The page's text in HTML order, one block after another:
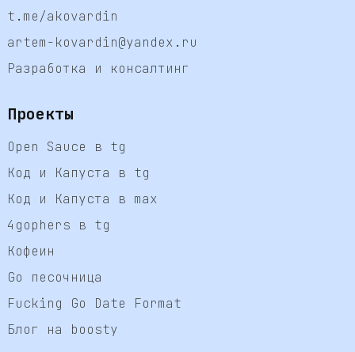
t.me/akovardin
artem-kovardin@yandex.ru
Разработка и консалтинг
Проекты
Open Sauce в tg
Код и Капуста в tg
Код и Капуста в max
4gophers в tg
Кофеин
Go песочница
Fucking Go Date Format
Блог на boosty